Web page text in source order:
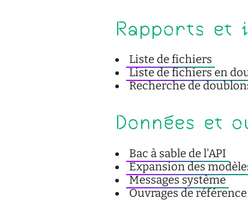
Rapports et
Liste de fichiers
Liste de fichiers en
Recherche de
Données et
Bac à sable de l'API
Expansion des
Messages système
Ouvrages de référence